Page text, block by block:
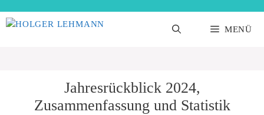
Inhalt
MENÜ
Jahresrückblick 2024,
Zusammenfassung und Statistik